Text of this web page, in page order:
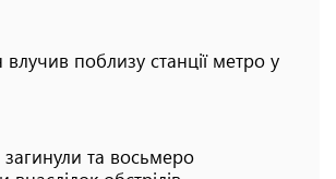
поблизу станції метро у
та восьмеро